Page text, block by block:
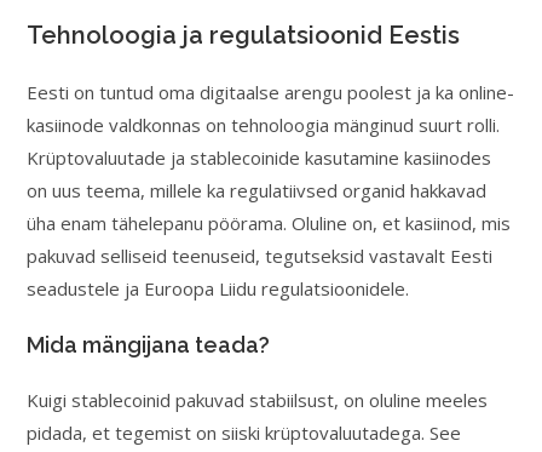
Tehnoloogia ja regulatsioonid Eestis
Eesti on tuntud oma digitaalse arengu poolest ja ka online-
kasiinode valdkonnas on tehnoloogia mänginud suurt rolli.
Krüptovaluutade ja stablecoinide kasutamine kasiinodes
on uus teema, millele ka regulatiivsed organid hakkavad
üha enam tähelepanu pöörama. Oluline on, et kasiinod, mis
pakuvad selliseid teenuseid, tegutseksid vastavalt Eesti
seadustele ja Euroopa Liidu regulatsioonidele.
Mida mängijana teada?
Kuigi stablecoinid pakuvad stabiilsust, on oluline meeles
pidada, et tegemist on siiski krüptovaluutadega. See